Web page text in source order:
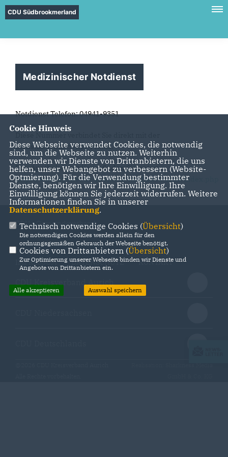
CDU Südbrookmerland
Medizinischer Notdienst
Notdienst Telefon: 04941-9351
diensthabenden Arzt-Praxis.
Den Apothekennotdienst finden Sie unter:
https://www.aponet.de/apotheke/notdienstsuche/index.php
CDU - Gemeindeverband
IMPRESSUM DATENSCHUTZ KONTAKT
CDU Kreisverband Aurich
Cookie Hinweis
Diese Webseite verwendet Cookies, die notwendig
sind, um die Webseite zu nutzen. Weiterhin
verwenden wir Dienste von Drittanbietern, die uns
helfen, unser Webangebot zu verbessern (Website-
Optmierung). Für die Verwendung bestimmter
Dienste, benötigen wir Ihre Einwilligung. Ihre
Einwilligung können Sie jederzeit widerrufen. Weitere
Informationen finden Sie in unserer
Datenschutzerklärung.
Technisch notwendige Cookies (Übersicht)
Die notwendigen Cookies werden allein für den
ordnungsgemäßen Gebrauch der Webseite benötigt.
Cookies von Drittanbietern (Übersicht)
Zur Optimierung unserer Webseite binden wir Dienste und
Angebote von Drittanbietern ein.
Alle akzeptieren Auswahl speichern